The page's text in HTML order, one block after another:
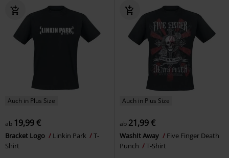
Auch in Plus Size
ab 19,99 €
Bracket Logo Linkin Park
T-
Shirt
Auch in Plus Size
ab 21,99 €
WashIt Away
Five Finger Death
Punch
T-Shirt